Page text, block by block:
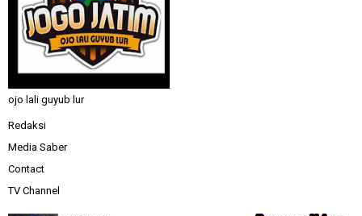
ojo lali guyub lur
Redaksi
Media Saber
Contact
TV Channel